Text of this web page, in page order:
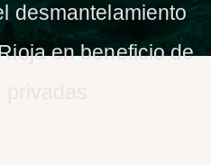
desmantelamiento
en beneficio de